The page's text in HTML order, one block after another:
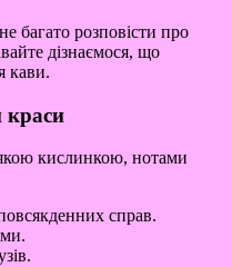
багато розповісти про
дізнаємося, що
кави.
краси
кислинкою, нотами
справ.